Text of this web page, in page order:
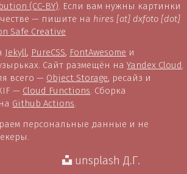
(CC-BY). Если вам нужны картинки
— пишите на hires [at] dxfoto [dot]
Safe Creative
Jekyll, PureCSS, FontAwesome и
Сайт размещён наYandex Cloud .
всего — Object Storage, ресайз и
— Cloud Functions. Сборка
Github Actions.
персональные данные и не
unsplash Д.Г.